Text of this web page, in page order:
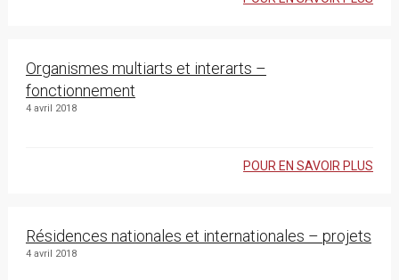
Organismes multiarts et interarts –
fonctionnement
4 avril 2018
POUR EN SAVOIR PLUS
Résidences nationales et internationales – projets
4 avril 2018